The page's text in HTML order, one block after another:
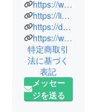
に感動して
沖縄の風習
や食文化な
どをブログ
で発信して
います
沖縄のため
になにか貢
https://www.instagram.com/takayukik86/
https://lin.ee/VhAxevt
https://dejioki.net/
https://www.facebook.com/takayuki.kitano.357
特定商取引
法に基づく
表記
メッセー
ジを送る